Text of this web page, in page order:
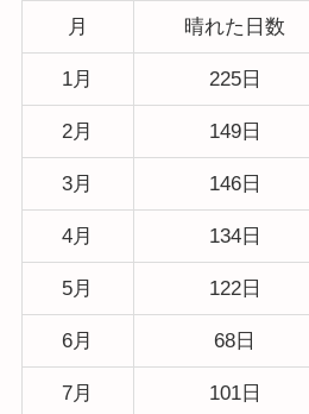
月
晴れた日数
1月 225日
2月 149日
3月 146日
4月 134日
5月 122日
6月 68日
7月 101日